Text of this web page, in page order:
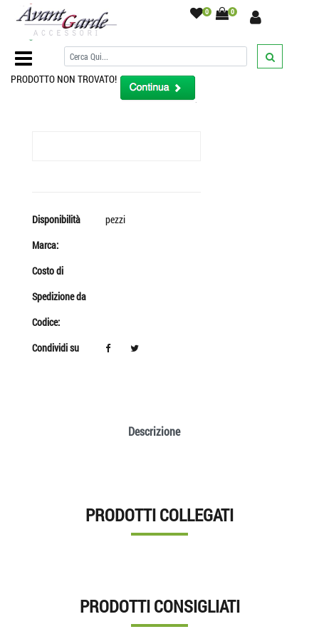
0 0
Home Page/
PRODOTTO NON TROVATO!
Disponibilità
pezzi
Marca:
Costo di
Spedizione da
Codice:
Condividi su
Descrizione
PRODOTTI COLLEGATI
PRODOTTI CONSIGLIATI